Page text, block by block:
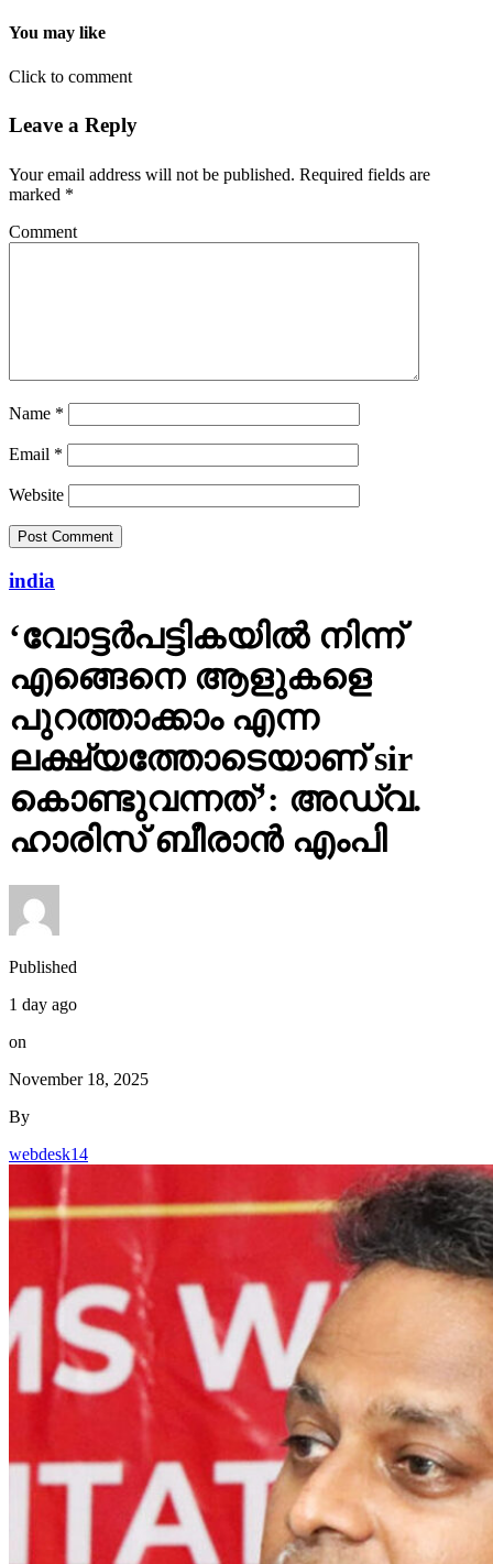
You may like
Click to comment
Leave a Reply
Your email address will not be published. Required fields are
marked *
Comment
Name *
Email *
Website
india
‘വോട്ടര്‍പട്ടികയില്‍ നിന്ന്
എങ്ങെനെ ആളുകളെ
പുറത്താക്കാം എന്ന
ലക്ഷ്യത്തോടെയാണ് sir
കൊണ്ടുവന്നത്’: അഡ്വ.
ഹാരിസ് ബീരാൻ എംപി
Published
1 day ago
on
November 18, 2025
By
webdesk14